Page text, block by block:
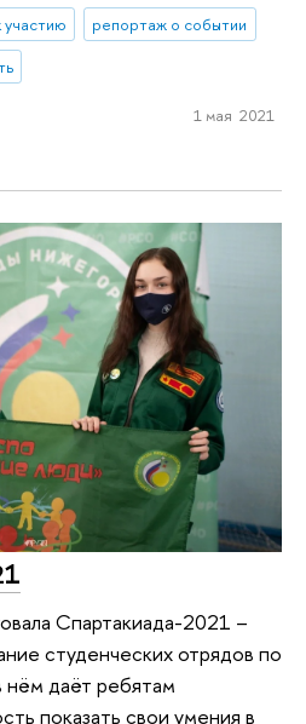
участию
репортаж о событии
1 мая 2021
Спартакиада-2021 –
студенческих отрядов по
нём даёт ребятам
показать свои умения в